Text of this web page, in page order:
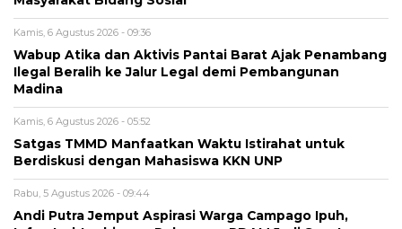
Kamis, 6 Agustus 2026 - 09:36
Wabup Atika dan Aktivis Pantai Barat Ajak Penambang
Ilegal Beralih ke Jalur Legal demi Pembangunan
Madina
Kamis, 6 Agustus 2026 - 05:52
Satgas TMMD Manfaatkan Waktu Istirahat untuk
Berdiskusi dengan Mahasiswa KKN UNP
Rabu, 5 Agustus 2026 - 09:44
Andi Putra Jemput Aspirasi Warga Campago Ipuh,